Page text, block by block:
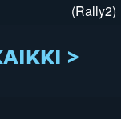
(Rally2)
>